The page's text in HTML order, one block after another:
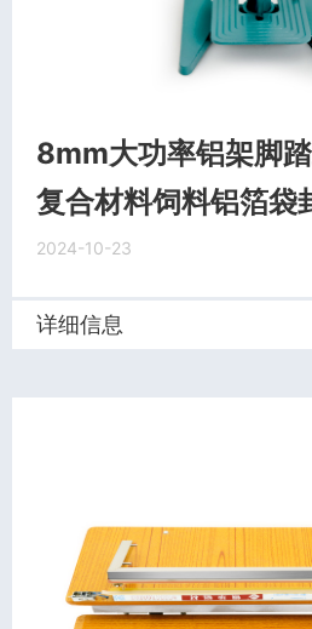
8mm大功率铝架脚
复合材料饲料铝箔袋
2024-10-23
详细信息